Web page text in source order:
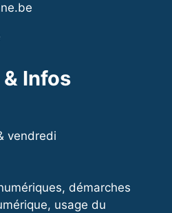
Infos
vendredi
démarches
usage du